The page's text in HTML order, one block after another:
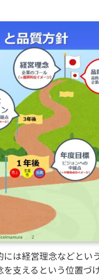
は経営理念などとい
支えるという位置づ